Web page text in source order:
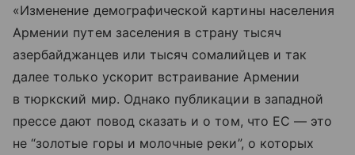
«Изменение демографической картины населения
Армении путем заселения в страну тысяч
азербайджанцев или тысяч сомалийцев и так
далее только ускорит встраивание Армении
в тюркский мир. Однако публикации в западной
прессе дают повод сказать и о том, что ЕС — это
не “золотые горы и молочные реки”, о которых